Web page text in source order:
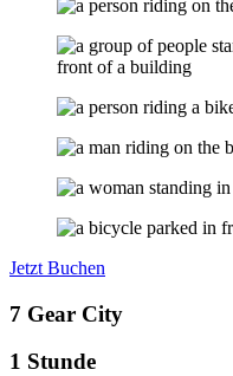
Jetzt Buchen
7 Gear City
1 Stunde